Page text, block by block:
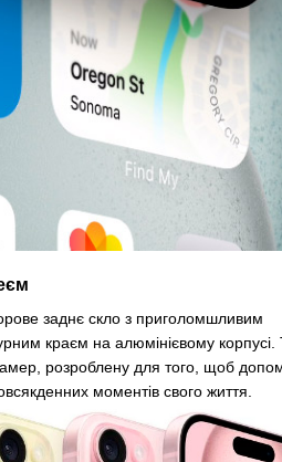
заднє скло з приголомшливим
краєм на алюмінієвому корпусі.
розроблену для того, щоб
моментів свого життя.